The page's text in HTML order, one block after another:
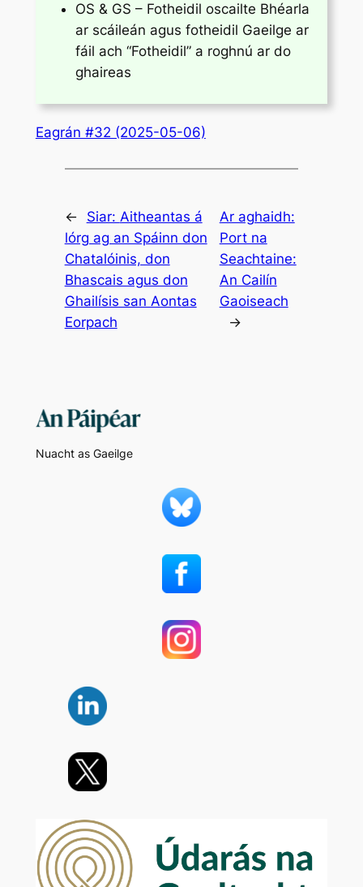
OS & GS – Fotheidil oscailte Bhéarla
ar scáileán agus fotheidil Gaeilge ar
fáil ach “Fotheidil” a roghnú ar do
ghaireas
Eagrán #32 (2025-05-06)
← Siar: Aitheantas á
lórg ag an Spáinn don
Chatalóinis, don
Bhascais agus don
Ghailísis san Aontas
Eorpach
Ar aghaidh:
Port na
Seachtaine:
An Cailín
Gaoiseach
→
Nuacht as Gaeilge